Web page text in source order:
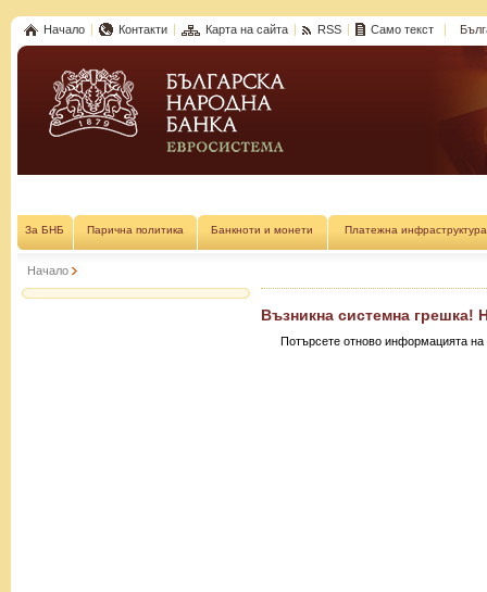
Начало Контакти Карта на сайта RSS Само текст
За БНБ Парична политика Банкноти и монети Платежна инфраструктура
Начало
Възникна системна грешка!
Потърсете отново информацията на